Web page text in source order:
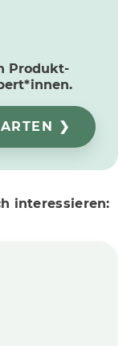
Produkt-
❯
interessieren: